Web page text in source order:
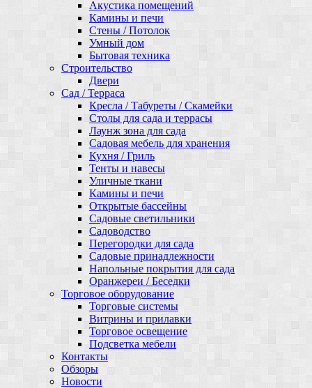
Акустика помещений
Камины и печи
Стены / Потолок
Умный дом
Бытовая техника
Строительство
Двери
Сад / Терраса
Кресла / Табуреты / Скамейки
Столы для сада и террасы
Лаунж зона для сада
Садовая мебель для хранения
Кухня / Гриль
Тенты и навесы
Уличные ткани
Камины и печи
Открытые бассейны
Садовые светильники
Садоводство
Перегородки для сада
Садовые принадлежности
Напольные покрытия для сада
Оранжереи / Беседки
Торговое оборудование
Торговые системы
Витрины и прилавки
Торговое освещение
Подсветка мебели
Контакты
Обзоры
Новости